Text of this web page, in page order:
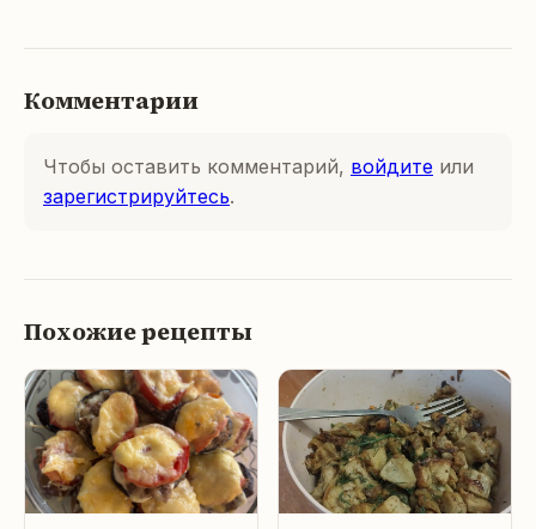
Комментарии
Чтобы оставить комментарий, войдите или
зарегистрируйтесь.
Похожие рецепты